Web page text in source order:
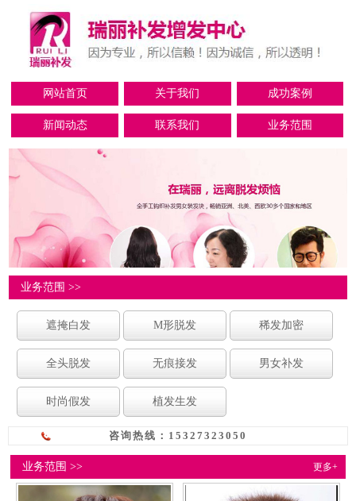
网站首页 关于我们 成功案例
新闻动态 联系我们 业务范围
业务范围 >>
遮掩白发 M形脱发 稀发加密
全头脱发 无痕接发 男女补发
时尚假发 植发生发
咨询热线：15327323050
业务范围 >> 更多+